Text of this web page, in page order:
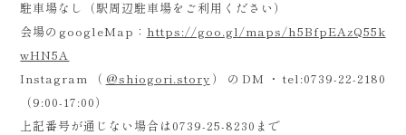
駐車場なし（駅周辺駐車場をご利用ください）
会場のgoogleMap： https://goo.gl/maps/h5BfpEAzQ55k
wHN5A
Instagram（ @shiogori.story ）のDM・tel:0739-22-2180
（9:00-17:00）
上記番号が通じない場合は0739-25-8230まで